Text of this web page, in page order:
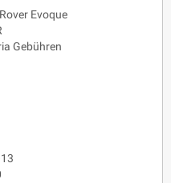
Evoque
Gebühren